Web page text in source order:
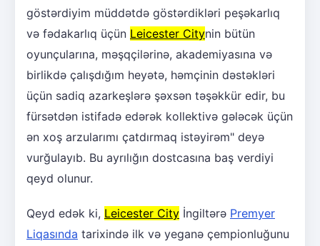
göstərdiyim müddətdə göstərdikləri peşəkarlıq
və fədakarlıq üçün Leicester Citynin bütün
oyunçularına, məşqçilərinə, akademiyasına və
birlikdə çalışdığım heyətə, həmçinin dəstəkləri
üçün sadiq azarkeşlərə şəxsən təşəkkür edir, bu
fürsətdən istifadə edərək kollektivə gələcək üçün
ən xoş arzularımı çatdırmaq istəyirəm" deyə
vurğulayıb. Bu ayrılığın dostcasına baş verdiyi
qeyd olunur.
Qeyd edək ki, Leicester City İngiltərə Premyer
Liqasında tarixində ilk və yeganə çempionluğunu